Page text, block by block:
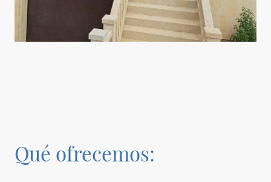
Qué ofrecemos: